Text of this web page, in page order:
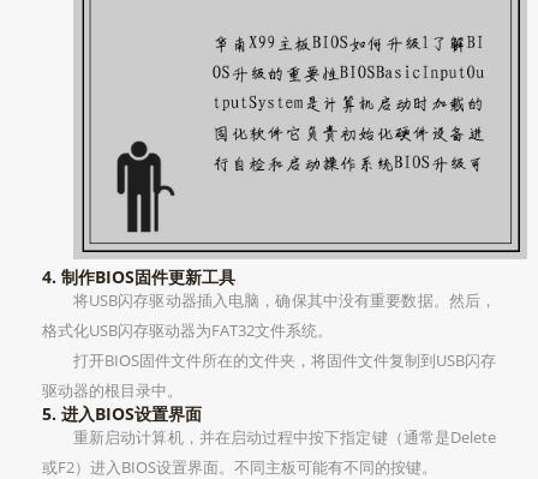
4. 制作BIOS固件更新工具
将USB闪存驱动器插入电脑，确保其中没有重要数据。然后，
格式化USB闪存驱动器为FAT32文件系统。
打开BIOS固件文件所在的文件夹，将固件文件复制到USB闪存
驱动器的根目录中。
5. 进入BIOS设置界面
重新启动计算机，并在启动过程中按下指定键（通常是Delete
或F2）进入BIOS设置界面。不同主板可能有不同的按键。